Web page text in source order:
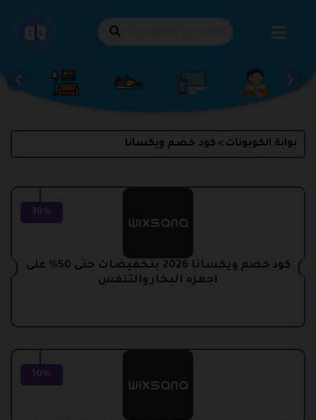
بوابة الكوبونات > كود خصم ويكسانا
30%
كود خصم ويكسانا 2026 بتخفيضات حتى 50% على
اجهزه البخار والتنفس
10%